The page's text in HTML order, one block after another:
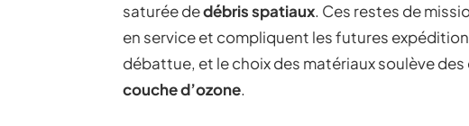
saturée dedébris spatiaux. Ces restes de
en service et compliquent les futures
débattue, et le choix des matériaux soulève
couche d’ozone.